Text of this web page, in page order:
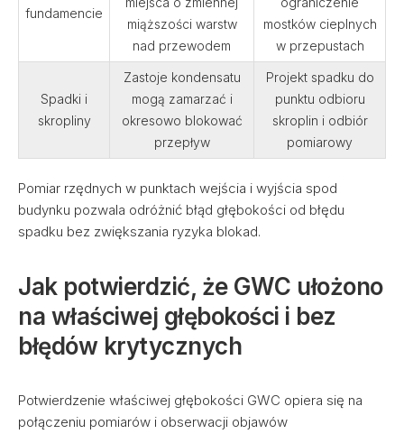
fundamencie
miąższości warstw
nad przewodem
mostków cieplnych
w przepustach
Spadki i
skropliny
Zastoje kondensatu
mogą zamarzać i
okresowo blokować
przepływ
Projekt spadku do
punktu odbioru
skroplin i odbiór
pomiarowy
Pomiar rzędnych w punktach wejścia i wyjścia spod
budynku pozwala odróżnić błąd głębokości od błędu
spadku bez zwiększania ryzyka blokad.
Jak potwierdzić, że GWC ułożono
na właściwej głębokości i bez
błędów krytycznych
Potwierdzenie właściwej głębokości GWC opiera się na
połączeniu pomiarów i obserwacji objawów